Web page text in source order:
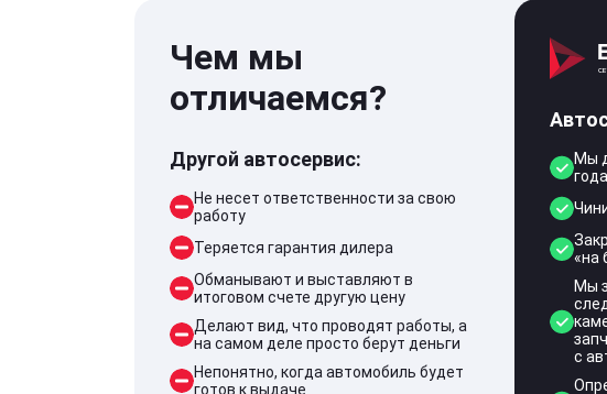
Чем мы
отличаемся?
Другой автосервис:
Не несет ответственности за свою
работу
Теряется гарантия дилера
Обманывают и выставляют в
итоговом счете другую цену
Делают вид, что проводят работы, а
на самом деле просто берут деньги
Непонятно, когда автомобиль будет
готов к выдаче
Мы
«на
Мы
с